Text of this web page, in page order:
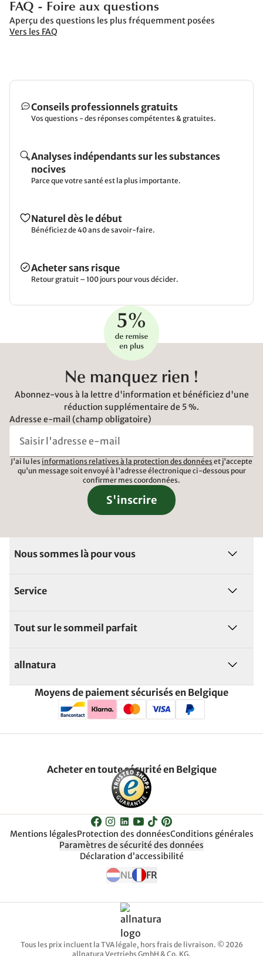
FAQ - Foire aux questions
Aperçu des questions les plus fréquemment posées
Vers les FAQ
Conseils professionnels gratuits
Vos questions - des réponses compétentes & gratuites.
Analyses indépendants sur les substances
nocives
Parce que votre santé est la plus importante.
Naturel dès le début
Bénéficiez de 40 ans de savoir-faire.
Acheter sans risque
Retour gratuit – 100 jours pour vous décider.
Ne manquez rien !
Abonnez-vous à la lettre d'information et bénéficiez d'une
réduction supplémentaire de 5 %.
Adresse e-mail (champ obligatoire)
J'ai lu les informations relatives à la protection des données et j'accepte
qu'un message soit envoyé à l'adresse électronique ci-dessous pour
confirmer mes coordonnées.
S'inscrire
Nous sommes là pour vous
Service
Tout sur le sommeil parfait
allnatura
Moyens de paiement sécurisés en Belgique
Acheter en toute sécurité en Belgique
Mentions légalesProtection des donnéesConditions générales
Paramètres de sécurité des données
Déclaration d’accessibilité
NL FR
Tous les prix incluent la TVA légale, hors frais de livraison. © 2026
allnatura Vertriebs GmbH & Co. KG.